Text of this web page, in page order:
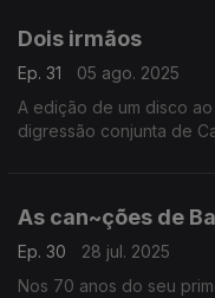
Dois irmãos
Ep. 31
05 ago. 2025
A edição de um disco
digressão conjunta de
As can~ções de
Ep. 30
28 jul. 2025
Nos 70 anos do seu